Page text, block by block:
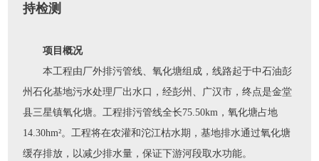
持检测
项目概况
本工程由厂外排污管线、氧化塘组成，线路起于中石油彭
州石化基地污水处理厂出水口，经彭州、广汉市，终点是金堂
县三星镇氧化塘。工程排污管线全长75.50km，氧化塘占地
14.30hm²。工程将在农灌和沱江枯水期，基地排水通过氧化塘
缓存排放，以减少排水量，保证下游河段取水功能。